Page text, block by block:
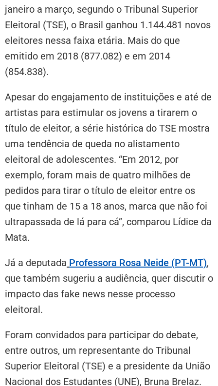
janeiro a março, segundo o Tribunal Superior
Eleitoral (TSE), o Brasil ganhou 1.144.481 novos
eleitores nessa faixa etária. Mais do que
emitido em 2018 (877.082) e em 2014
(854.838).
Apesar do engajamento de instituições e até de
artistas para estimular os jovens a tirarem o
título de eleitor, a série histórica do TSE mostra
uma tendência de queda no alistamento
eleitoral de adolescentes. “Em 2012, por
exemplo, foram mais de quatro milhões de
pedidos para tirar o título de eleitor entre os
que tinham de 15 a 18 anos, marca que não foi
ultrapassada de lá para cá”, comparou Lídice da
Mata.
Já a deputada Professora Rosa Neide (PT-MT),
que também sugeriu a audiência, quer discutir o
impacto das fake news nesse processo
eleitoral.
Foram convidados para participar do debate,
entre outros, um representante do Tribunal
Superior Eleitoral (TSE) e a presidente da União
Nacional dos Estudantes (UNE), Bruna Brelaz.